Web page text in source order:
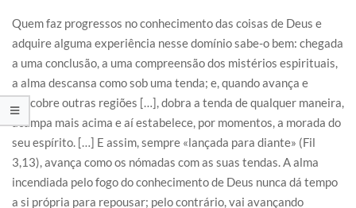
Quem faz progressos no conhecimento das coisas de Deus e
adquire alguma experiência nesse domínio sabe-o bem: chegada
a uma conclusão, a uma compreensão dos mistérios espirituais,
a alma descansa como sob uma tenda; e, quando avança e
descobre outras regiões […], dobra a tenda de qualquer maneira,
acampa mais acima e aí estabelece, por momentos, a morada do
seu espírito. […] E assim, sempre «lançada para diante» (Fil
3,13), avança como os nómadas com as suas tendas. A alma
incendiada pelo fogo do conhecimento de Deus nunca dá tempo
a si própria para repousar; pelo contrário, vai avançando